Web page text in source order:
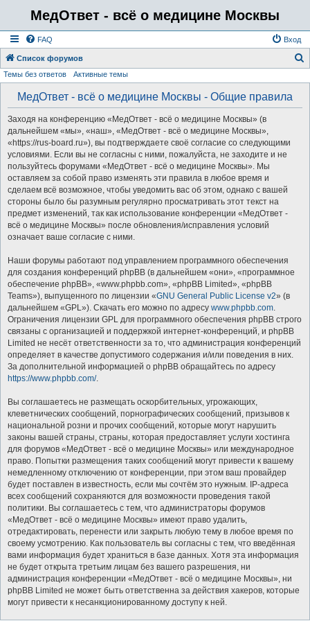
МедОтвет - всё о медицине Москвы
FAQ Вход
Список форумов
Темы без ответов Активные темы
МедОтвет - всё о медицине Москвы - Общие правила
Заходя на конференцию «МедОтвет - всё о медицине Москвы» (в
дальнейшем «мы», «наш», «МедОтвет - всё о медицине Москвы»,
«https://rus-board.ru»), вы подтверждаете своё согласие со следующими
условиями. Если вы не согласны с ними, пожалуйста, не заходите и не
пользуйтесь форумами «МедОтвет - всё о медицине Москвы». Мы
оставляем за собой право изменять эти правила в любое время и
сделаем всё возможное, чтобы уведомить вас об этом, однако с вашей
стороны было бы разумным регулярно просматривать этот текст на
предмет изменений, так как использование конференции «МедОтвет -
всё о медицине Москвы» после обновления/исправления условий
означает ваше согласие с ними.
Наши форумы работают под управлением программного обеспечения
для создания конференций phpBB (в дальнейшем «они», «программное
обеспечение phpBB», «www.phpbb.com», «phpBB Limited», «phpBB
Teams»), выпущенного по лицензии «GNU General Public License v2» (в
дальнейшем «GPL»). Скачать его можно по адресу www.phpbb.com.
Ограничения лицензии GPL для программного обеспечения phpBB строго
связаны с организацией и поддержкой интернет-конференций, и phpBB
Limited не несёт ответственности за то, что администрация конференций
определяет в качестве допустимого содержания и/или поведения в них.
За дополнительной информацией о phpBB обращайтесь по адресу
https://www.phpbb.com/.
Вы соглашаетесь не размещать оскорбительных, угрожающих,
клеветнических сообщений, порнографических сообщений, призывов к
национальной розни и прочих сообщений, которые могут нарушить
законы вашей страны, страны, которая предоставляет услуги хостинга
для форумов «МедОтвет - всё о медицине Москвы» или международное
право. Попытки размещения таких сообщений могут привести к вашему
немедленному отключению от конференции, при этом ваш провайдер
будет поставлен в известность, если мы сочтём это нужным. IP-адреса
всех сообщений сохраняются для возможности проведения такой
политики. Вы соглашаетесь с тем, что администраторы форумов
«МедОтвет - всё о медицине Москвы» имеют право удалить,
отредактировать, перенести или закрыть любую тему в любое время по
своему усмотрению. Как пользователь вы согласны с тем, что введённая
вами информация будет храниться в базе данных. Хотя эта информация
не будет открыта третьим лицам без вашего разрешения, ни
администрация конференции «МедОтвет - всё о медицине Москвы», ни
phpBB Limited не может быть ответственна за действия хакеров, которые
могут привести к несанкционированному доступу к ней.